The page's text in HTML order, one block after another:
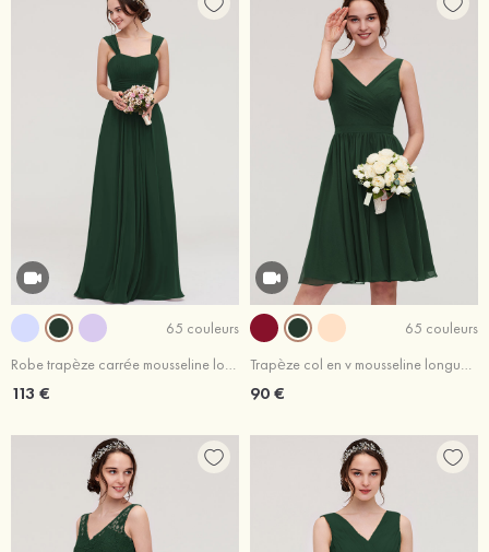
65 couleurs
Robe trapèze carrée mousseline longueur ras du sol robe de demoiselle d'honneur avec plissé
113 €
65 couleurs
Trapèze col en v mousseline longueur genou robe de demoiselle d'honneur ralsin
90 €